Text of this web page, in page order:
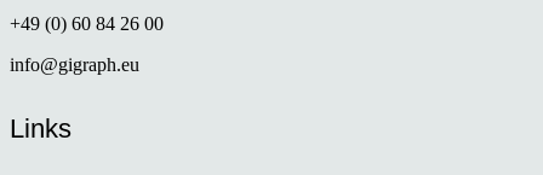
+49 (0) 60 84 26 00
info@gigraph.eu
Links